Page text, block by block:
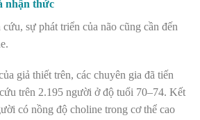
nhận thức
sự phát triển của não cũng cần đến
giả thiết trên, các chuyên gia đã tiến
trên 2.195 người ở độ tuổi 70–74. Kết
có nồng độ choline trong cơ thể cao